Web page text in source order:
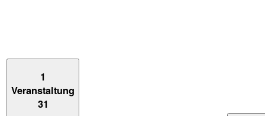
1
Veranstaltung
31